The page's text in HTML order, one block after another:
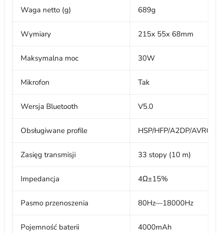
Waga netto (g) 689g
Wymiary 215x 55x 68mm
Maksymalna moc 30W
Mikrofon Tak
Wersja Bluetooth V5.0
Obsługiwane profile HSP/HFP/A2DP/AVRCP
Zasięg transmisji 33 stopy (10 m)
Impedancja 4Ω±15%
Pasmo przenoszenia 80Hz—18000Hz
Pojemność baterii 4000mAh